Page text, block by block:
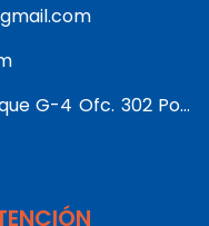
Calle 5 Sur No. 78 L-81 Bloque G-4 Ofc. 302 Portería 1 Banderas - Kennedy